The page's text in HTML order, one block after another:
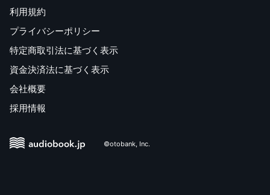
利用規約
プライバシーポリシー
特定商取引法に基づく表示
資金決済法に基づく表示
会社概要
採用情報
©otobank, Inc.